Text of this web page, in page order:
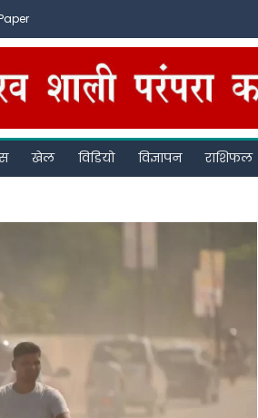
खेल विडियो विज्ञापन राशिफल